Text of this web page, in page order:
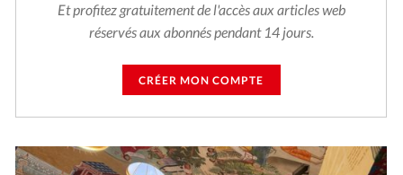
Et profitez gratuitement de l'accès aux articles web
réservés aux abonnés pendant 14 jours.
CRÉER MON COMPTE